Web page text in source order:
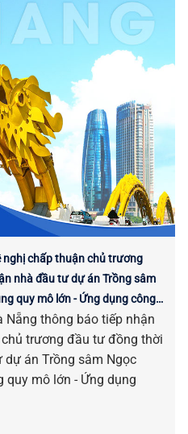
nghị chấp thuận chủ trương
nhà đầu tư dự án Trồng sâm
quy mô lớn - Ứng dụng công
thông báo tiếp nhận
trương đầu tư đồng thời
án Trồng sâm Ngọc
quy mô lớn - Ứng dụng